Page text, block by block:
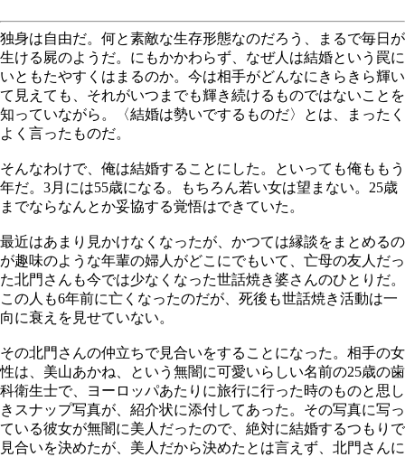
独身は自由だ。何と素敵な生存形態なのだろう、まるで毎日が
生ける屍のようだ。にもかかわらず、なぜ人は結婚という罠に
いともたやすくはまるのか。今は相手がどんなにきらきら輝い
て見えても、それがいつまでも輝き続けるものではないことを
知っていながら。〈結婚は勢いでするものだ〉とは、まったく
よく言ったものだ。
そんなわけで、俺は結婚することにした。といっても俺ももう
年だ。3月には55歳になる。もちろん若い女は望まない。25歳
までならなんとか妥協する覚悟はできていた。
最近はあまり見かけなくなったが、かつては縁談をまとめるの
が趣味のような年輩の婦人がどこにでもいて、亡母の友人だっ
た北門さんも今では少なくなった世話焼き婆さんのひとりだ。
この人も6年前に亡くなったのだが、死後も世話焼き活動は一
向に衰えを見せていない。
その北門さんの仲立ちで見合いをすることになった。相手の女
性は、美山あかね、という無闇に可愛いらしい名前の25歳の歯
科衛生士で、ヨーロッパあたりに旅行に行った時のものと思し
きスナップ写真が、紹介状に添付してあった。その写真に写っ
ている彼女が無闇に美人だったので、絶対に結婚するつもりで
見合いを決めたが、美人だから決めたとは言えず、北門さんに